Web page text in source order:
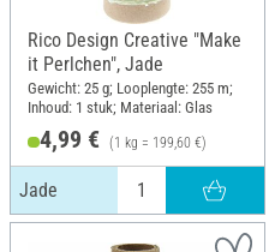
Rico Design Creative "Make
it Perlchen", Jade
Gewicht: 25 g; Looplengte: 255 m;
Inhoud: 1 stuk; Materiaal: Glas
4,99 € (1 kg = 199,60 €)
Jade